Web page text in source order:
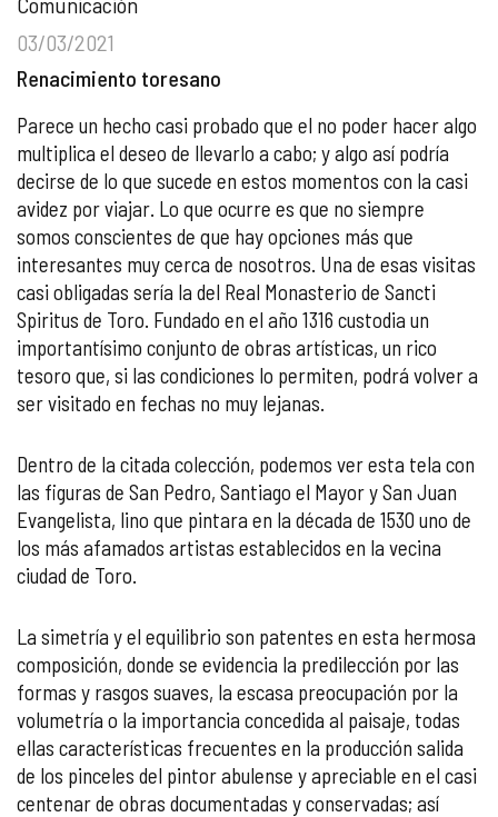
03/03/2021
Renacimiento toresano
Parece un hecho casi probado que el no poder hacer algo
multiplica el deseo de llevarlo a cabo; y algo así podría
decirse de lo que sucede en estos momentos con la casi
avidez por viajar. Lo que ocurre es que no siempre
somos conscientes de que hay opciones más que
interesantes muy cerca de nosotros. Una de esas visitas
casi obligadas sería la del Real Monasterio de Sancti
Spiritus de Toro. Fundado en el año 1316 custodia un
importantísimo conjunto de obras artísticas, un rico
tesoro que, si las condiciones lo permiten, podrá volver a
ser visitado en fechas no muy lejanas.
Dentro de la citada colección, podemos ver esta tela con
las figuras de San Pedro, Santiago el Mayor y San Juan
Evangelista, lino que pintara en la década de 1530 uno de
los más afamados artistas establecidos en la vecina
ciudad de Toro.
La simetría y el equilibrio son patentes en esta hermosa
composición, donde se evidencia la predilección por las
formas y rasgos suaves, la escasa preocupación por la
volumetría o la importancia concedida al paisaje, todas
ellas características frecuentes en la producción salida
de los pinceles del pintor abulense y apreciable en el casi
centenar de obras documentadas y conservadas; así